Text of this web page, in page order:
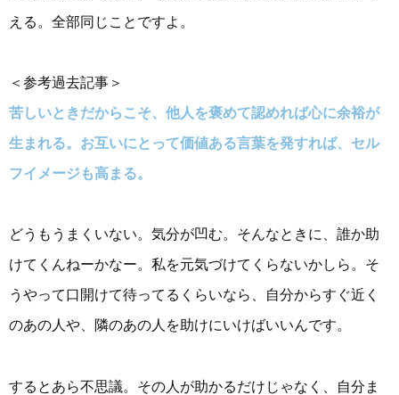
える。全部同じことですよ。
＜参考過去記事＞
苦しいときだからこそ、他人を褒めて認めれば心に余裕が
生まれる。お互いにとって価値ある言葉を発すれば、セル
フイメージも高まる。
どうもうまくいない。気分が凹む。そんなときに、誰か助
けてくんねーかなー。私を元気づけてくらないかしら。そ
うやって口開けて待ってるくらいなら、自分からすぐ近く
のあの人や、隣のあの人を助けにいけばいいんです。
するとあら不思議。その人が助かるだけじゃなく、自分ま